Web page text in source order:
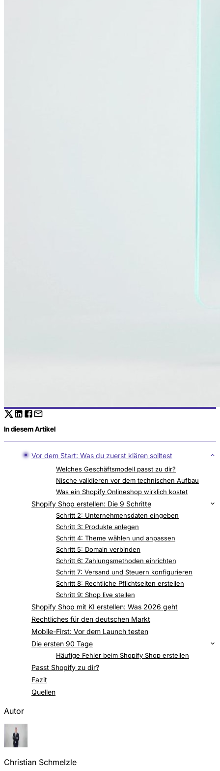
In diesem Artikel
Vor dem Start: Was du zuerst klären solltest
Welches Geschäftsmodell passt zu dir?
Nische validieren vor dem technischen Aufbau
Was ein Shopify Onlineshop wirklich kostet
Shopify Shop erstellen: Die 9 Schritte
Schritt 1: Kostenlosen Test starten
Schritt 2: Unternehmensdaten eingeben
Schritt 3: Produkte anlegen
Schritt 4: Theme wählen und anpassen
Schritt 5: Domain verbinden
Schritt 6: Zahlungsmethoden einrichten
Schritt 7: Versand und Steuern konfigurieren
Schritt 8: Rechtliche Pflichtseiten erstellen
Schritt 9: Shop live stellen
Shopify Shop mit KI erstellen: Was 2026 geht
Rechtliches für den deutschen Markt
Mobile-First: Vor dem Launch testen
Die ersten 90 Tage
Traffic-Kanäle für den Start
Häufige Fehler beim Shopify Shop erstellen
Passt Shopify zu dir?
Fazit
Quellen
Autor
Christian Schmelzle